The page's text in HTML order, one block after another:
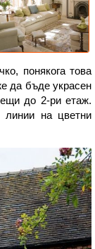
понякога това
да бъде украсен
до 2-ри етаж.
линии на цветни